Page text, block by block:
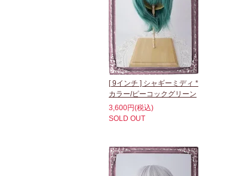
[ 9インチ ] シャギーミディ *
カラー/ピーコックグリーン
3,600円(税込)
SOLD OUT